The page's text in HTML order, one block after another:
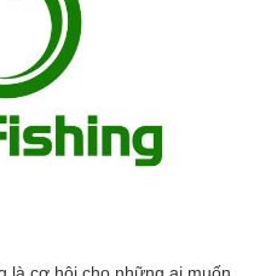
là cơ hội cho những ai muốn